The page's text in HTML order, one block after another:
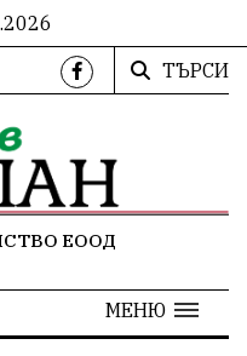
ТЪРСИ
ЕООД
МЕНЮ